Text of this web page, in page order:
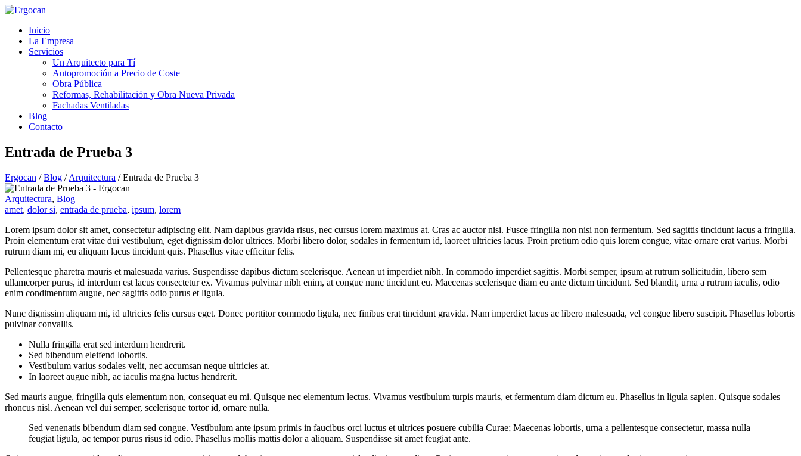
Inicio
La Empresa
Servicios
Un Arquitecto para Tí
Autopromoción a Precio de Coste
Obra Pública
Reformas, Rehabilitación y Obra Nueva Privada
Fachadas Ventiladas
Blog
Contacto
Entrada de Prueba 3
Ergocan /Blog /Arquitectura /Entrada de Prueba 3
Arquitectura, Blog
amet, dolor si, entrada de prueba, ipsum, lorem
Lorem ipsum dolor sit amet, consectetur adipiscing elit. Nam dapibus gravida risus, nec cursus lorem maximus at. Cras ac auctor nisi. Fusce fringilla non nisi non fermentum. Sed sagittis tincidunt lacus a fringilla.
Proin elementum erat vitae dui vestibulum, eget dignissim dolor ultrices. Morbi libero dolor, sodales in fermentum id, laoreet ultricies lacus. Proin pretium odio quis lorem congue, vitae ornare erat varius. Morbi
rutrum diam mi, eu aliquam lacus tincidunt quis. Phasellus vitae efficitur felis.
Pellentesque pharetra mauris et malesuada varius. Suspendisse dapibus dictum scelerisque. Aenean ut imperdiet nibh. In commodo imperdiet sagittis. Morbi semper, ipsum at rutrum sollicitudin, libero sem
ullamcorper purus, id interdum est lacus consectetur ex. Vivamus pulvinar nibh enim, at congue nunc tincidunt eu. Maecenas scelerisque diam eu ante dictum tincidunt. Sed blandit, urna a rutrum iaculis, odio
enim condimentum augue, nec sagittis odio purus et ligula.
Nunc dignissim aliquam mi, id ultricies felis cursus eget. Donec porttitor commodo ligula, nec finibus erat tincidunt gravida. Nam imperdiet lacus ac libero malesuada, vel congue libero suscipit. Phasellus lobortis
pulvinar convallis.
Nulla fringilla erat sed interdum hendrerit.
Sed bibendum eleifend lobortis.
Vestibulum varius sodales velit, nec accumsan neque ultricies at.
In laoreet augue nibh, ac iaculis magna luctus hendrerit.
Sed mauris augue, fringilla quis elementum non, consequat eu mi. Quisque nec elementum lectus. Vivamus vestibulum turpis mauris, et fermentum diam dictum eu. Phasellus in ligula sapien. Quisque sodales
rhoncus nisl. Aenean vel dui semper, scelerisque tortor id, ornare nulla.
Sed venenatis bibendum diam sed congue. Vestibulum ante ipsum primis in faucibus orci luctus et ultrices posuere cubilia Curae; Maecenas lobortis, urna a pellentesque consectetur, massa nulla
feugiat ligula, ac tempor purus risus id odio. Phasellus mollis mattis dolor a aliquam. Suspendisse sit amet feugiat ante.